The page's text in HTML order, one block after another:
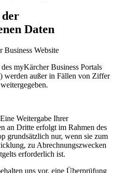
der
Daten
Business Website
myKärcher Business Portals
werden außer in Fällen von Ziffer
Weitergabe Ihrer
an Dritte erfolgt im Rahmen des
grundsätzlich nur, wenn sie zum
zu Abrechnungszwecken
erforderlich ist.
uns vor, eine Überprüfung